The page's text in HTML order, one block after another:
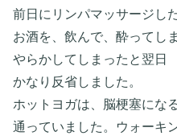
前日にリンパマッサージし
お酒を、飲んで、酔ってし
やらかしてしまったと翌日
かなり反省しました。
ホットヨガは、脳梗塞にな
通っていました。ウォーキ